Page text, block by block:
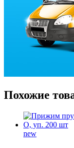
Похожие
new